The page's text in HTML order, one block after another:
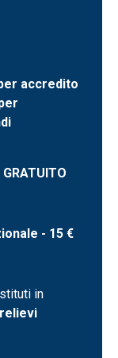
accredito
GRATUITO
- 15 €
in